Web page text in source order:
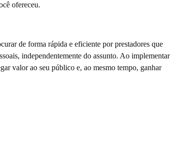
ofereceu.
de forma rápida e eficiente por prestadores que
independentemente do assunto. Ao implementar
valor ao seu público e, ao mesmo tempo, ganhar